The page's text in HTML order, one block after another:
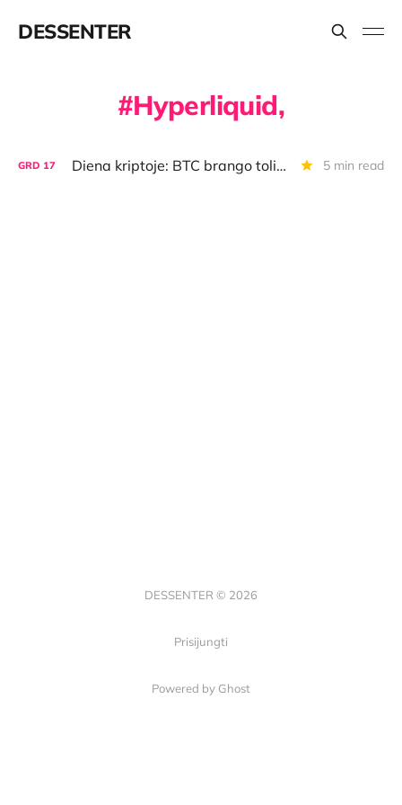
DESSENTER
Hyperliquid,
GRD 17 Diena kriptoje: BTC brango toliau, Lukašenkos tetheriai, Vokietijos kancleris išbartas dėl BTC 5 min read
DESSENTER © 2026
Prisijungti
Powered by Ghost